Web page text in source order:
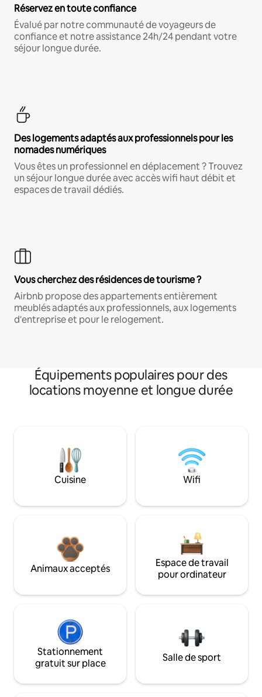
Réservez en toute confiance
Évalué par notre communauté de voyageurs de
confiance et notre assistance 24h/24 pendant votre
séjour longue durée.
Des logements adaptés aux professionnels pour les
nomades numériques
Vous êtes un professionnel en déplacement ? Trouvez
un séjour longue durée avec accès wifi haut débit et
espaces de travail dédiés.
Vous cherchez des résidences de tourisme ?
Airbnb propose des appartements entièrement
meublés adaptés aux professionnels, aux logements
d'entreprise et pour le relogement.
Équipements populaires pour des
locations moyenne et longue durée
Cuisine Wifi
Animaux acceptés
Espace de travail
pour ordinateur
Stationnement
gratuit sur place
Salle de sport